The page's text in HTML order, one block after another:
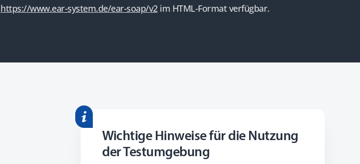
https://www.ear-system.de/ear-soap/v2im HTML-Format verfügbar.
Wichtige Hinweise für die Nutzung
der Testumgebung